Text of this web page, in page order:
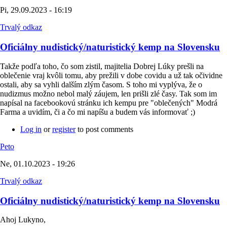
Pi, 29.09.2023 - 16:19
Trvalý odkaz
Oficiálny nudistický/naturistický kemp na Slovensku
Takže podľa toho, čo som zistil, majitelia Dobrej Lúky prešli na
oblečenie vraj kvôli tomu, aby prežili v dobe covidu a už tak očividne
ostali, aby sa vyhli dalším zlým časom. S toho mi vyplýva, že o
nudizmus možno nebol malý záujem, len prišli zlé časy. Tak som im
napísal na facebookovú stránku ich kempu pre "oblečených" Modrá
Farma a uvidím, či a čo mi napíšu a budem vás informovať ;)
Log in orregisterto post comments
Peto
Ne, 01.10.2023 - 19:26
Trvalý odkaz
Oficiálny nudistický/naturistický kemp na Slovensku
Ahoj Lukyno,